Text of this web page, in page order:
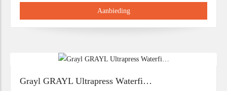
Aanbieding
Grayl GRAYL Ultrapress Waterfi…